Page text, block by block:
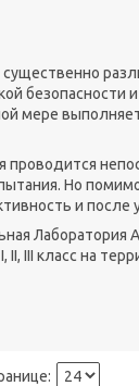
мере
проводится
Но
и после
III класс на